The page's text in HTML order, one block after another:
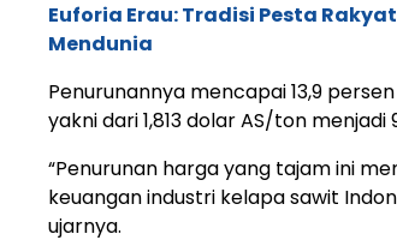
Euforia Erau: Tradisi Pesta
Mendunia
Penurunannya mencapai 13,9
yakni dari 1,813 dolar AS/ton
“Penurunan harga yang tajam ini
keuangan industri kelapa sawit
ujarnya.